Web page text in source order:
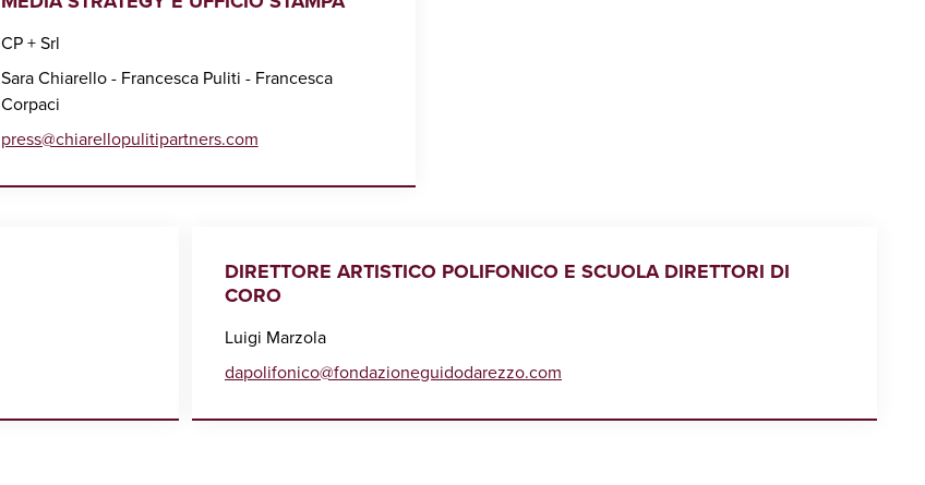
CP + Srl
Sara Chiarello - Francesca Puliti - Francesca
Corpaci
press@chiarellopulitipartners.com
DIRETTORE ARTISTICO POLIFONICO E SCUOLA DIRETTORI DI
CORO
Luigi Marzola
dapolifonico@fondazioneguidodarezzo.com